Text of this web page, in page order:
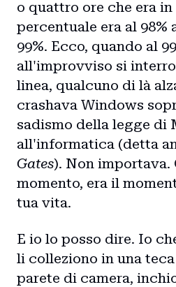
o quattro ore che era
percentuale era al 98%
99%. Ecco, quando al
all'improvviso si
linea, qualcuno di là
crashava Windows
sadismo della legge di
all'informatica (detta
Gates). Non importava.
momento, era il
tua vita.
E io lo posso dire. Io
li colleziono in una
parete di camera,